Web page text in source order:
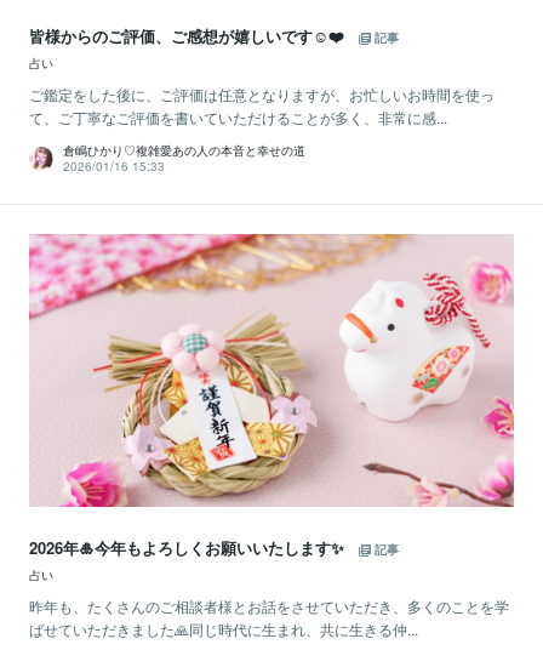
皆様からのご評価、ご感想が嬉しいです☺️❤️
記事
占い
ご鑑定をした後に、ご評価は任意となりますが、お忙しいお時間を使っ
て、ご丁寧なご評価を書いていただけることが多く、非常に感...
倉嶋ひかり♡複雑愛あの人の本音と幸せの道
2026/01/16 15:33
2026年🎍今年もよろしくお願いいたします✨
記事
占い
昨年も、たくさんのご相談者様とお話をさせていただき、多くのことを学
ばせていただきました🙏同じ時代に生まれ、共に生きる仲...